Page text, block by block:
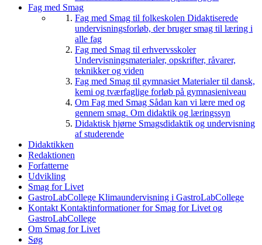
Fag med Smag
Fag med Smag til folkeskolen Didaktiserede
undervisningsforløb, der bruger smag til læring i
alle fag
Fag med Smag til erhvervsskoler
Undervisningsmaterialer, opskrifter, råvarer,
teknikker og viden
Fag med Smag til gymnasiet Materialer til dansk,
kemi og tværfaglige forløb på gymnasieniveau
Om Fag med Smag Sådan kan vi lære med og
gennem smag. Om didaktik og læringssyn
Didaktisk hjørne Smagsdidaktik og undervisning
af studerende
Didaktikken
Redaktionen
Forfatterne
Udvikling
Smag for Livet
GastroLabCollege Klimaundervisning i GastroLabCollege
Kontakt Kontaktinformationer for Smag for Livet og
GastroLabCollege
Om Smag for Livet
Søg